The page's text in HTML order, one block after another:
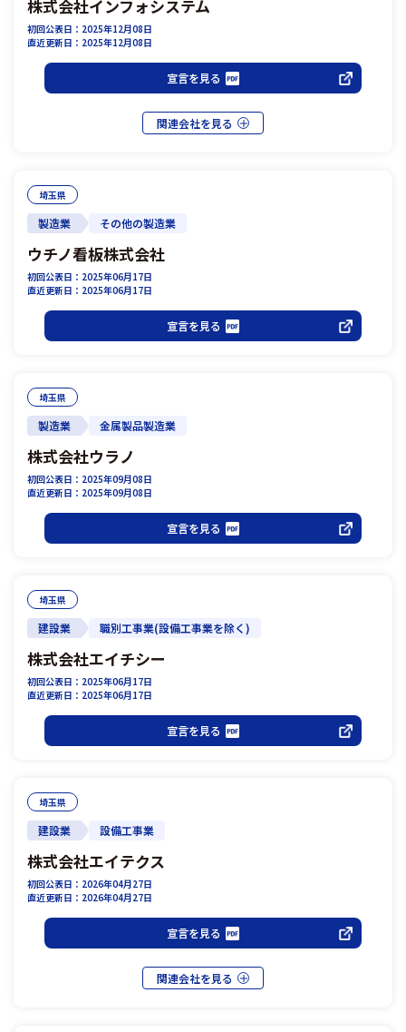
株式会社インフォシステム
初回公表日：2025年12月08日
直近更新日：2025年12月08日
宣言を見る
埼玉県
製造業 その他の製造業
ウチノ看板株式会社
初回公表日：2025年06月17日
直近更新日：2025年06月17日
宣言を見る
埼玉県
製造業 金属製品製造業
株式会社ウラノ
初回公表日：2025年09月08日
直近更新日：2025年09月08日
宣言を見る
埼玉県
建設業 職別工事業(設備工事業を除く)
株式会社エイチシー
初回公表日：2025年06月17日
直近更新日：2025年06月17日
宣言を見る
埼玉県
建設業 設備工事業
株式会社エイテクス
初回公表日：2026年04月27日
直近更新日：2026年04月27日
宣言を見る